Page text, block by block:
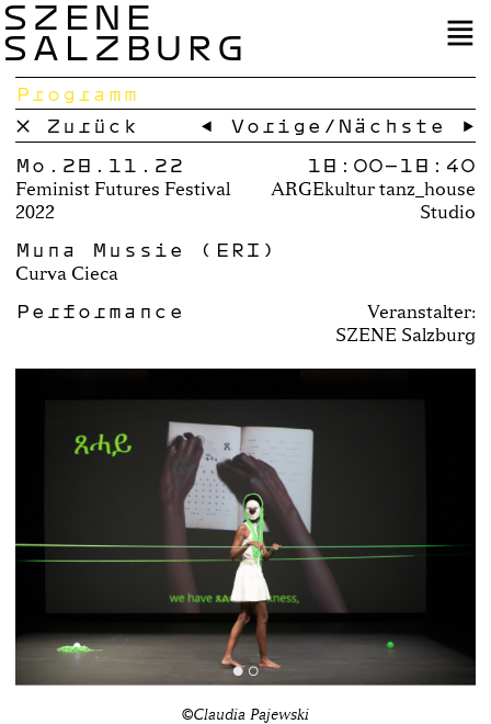
SZENE
SALZBURG
Programm
× Zurück
← Vorige / Nächste →
Mo.28.11.22
Feminist Futures Festival
2022
18:00–18:40
ARGEkultur tanz_house
Studio
Muna Mussie (ERI)
Curva Cieca
Performance
Veranstalter:
SZENE Salzburg
©Claudia Pajewski